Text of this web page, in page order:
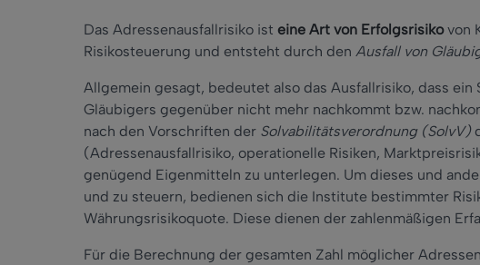
Das Adressenausfallrisiko ist eine Art von Erfolgsrisikovon
Risikosteuerung und entsteht durch den Ausfall von
Allgemein gesagt, bedeutet also das Ausfallrisiko, dass
Gläubigers gegenüber nicht mehr nachkommt bzw.
nach den Vorschriften der Solvabilitätsverordnung (SolvV)
(Adressenausfallrisiko, operationelle Risiken,
genügend Eigenmitteln zu unterlegen. Um dieses und
und zu steuern, bedienen sich die Institute bestimmter
Währungsrisikoquote. Diese dienen der zahlenmäßigen
Für die Berechnung der gesamten Zahl möglicher